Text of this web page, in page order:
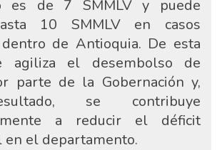
es de 7 SMMLV y puede
10 SMMLV en casos
de Antioquia. De esta
agiliza el desembolso de
parte de la Gobernación y,
se contribuye
a reducir el déficit
en el departamento.